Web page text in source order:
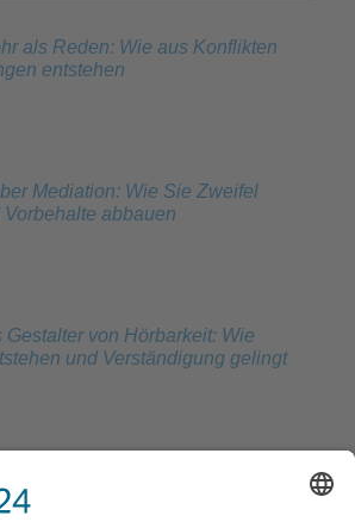
als Reden: Wie aus Konflikten
entstehen
Mediation: Wie Sie Zweifel
abbauen
Gestalter von Hörbarkeit: Wie
und Verständigung gelingt
und ZOPA: Die drei Säulen